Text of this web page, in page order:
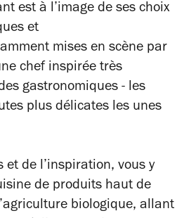
est à l’image de ses choix
et
mises en scène par
chef inspirée très
gastronomiques - les
plus délicates les unes
et de l’inspiration, vous y
de produits haut de
biologique, allant